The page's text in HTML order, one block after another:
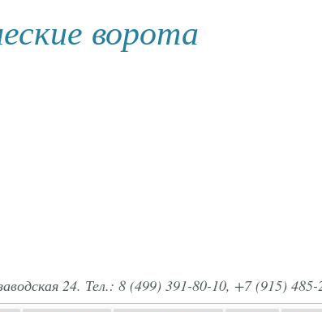
ворота
24. Тел.: 8 (499) 391-80-10, +7 (915)